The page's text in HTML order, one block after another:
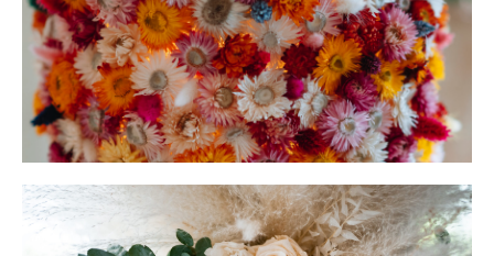
Décoration florale